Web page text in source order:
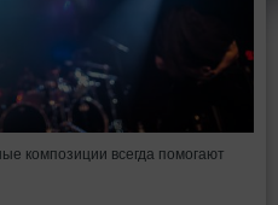
композиции всегда помогают